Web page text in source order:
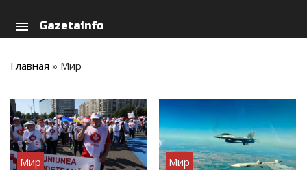
menu Gazetainfo
Главная » Мир
Мир Мир